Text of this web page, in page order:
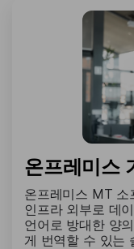
온프레미스
온프레미스 MT 소
인프라 외부로 데
언어로 방대한 양
게 번역할 수 있는